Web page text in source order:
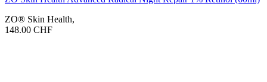
ZO® Skin Health,
148.00 CHF